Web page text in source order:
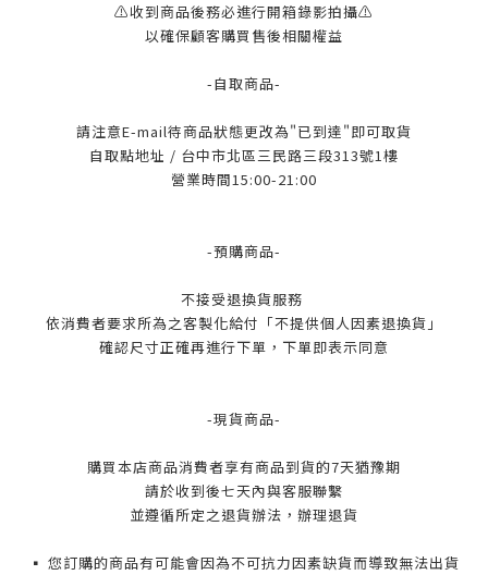
⚠️收到商品後務必進行開箱錄影拍攝⚠️
以確保顧客購買售後相關權益
-自取商品-
請注意E-mail待商品狀態更改為"已到達"即可取貨
自取點地址 / 台中市北區三民路三段313號1樓
營業時間15:00-21:00
-預購商品-
不接受退換貨服務
依消費者要求所為之客製化給付「不提供個人因素退換貨」
確認尺寸正確再進行下單，下單即表示同意
-現貨商品-
購買本店商品消費者享有商品到貨的7天猶豫期
請於收到後七天內與客服聯繫
並遵循所定之退貨辦法，辦理退貨
▪️ 您訂購的商品有可能會因為不可抗力因素缺貨而導致無法出貨